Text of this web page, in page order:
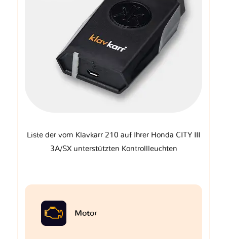
Liste der vom Klavkarr 210 auf Ihrer Honda CITY III
3A/SX unterstützten Kontrollleuchten
Motor